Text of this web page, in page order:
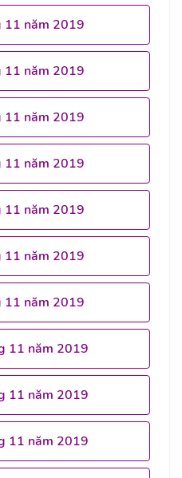
11 năm 2019
11 năm 2019
11 năm 2019
11 năm 2019
11 năm 2019
11 năm 2019
11 năm 2019
11 năm 2019
11 năm 2019
11 năm 2019